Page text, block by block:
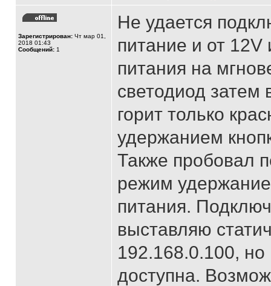
Зарегистрирован: Чт мар 01,
2018 01:43
Сообщений: 1
Не удается
питание и от
питания на
светодиод
горит только
удержанием
Также пробовал
режим
питания.
выставляю
192.168.0.100,
доступна.